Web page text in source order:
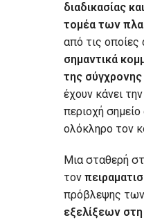
διαδικασίας
τομέα των
από τις
σημαντικά
της σύγχρονης
έχουν κάνει
περιοχή
ολόκληρο τον
Μια σταθερή
τον
πρόβλεψης
εξελίξεων